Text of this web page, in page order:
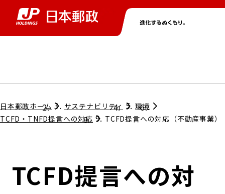
グループ情報トップ
コンプライアンス
株主・投資家情報トップ
個人投資家のみなさまへ
ニューストップ
サステナビリティトップ
担当役員メッセージ
採用情報トップ
日本郵政ホーム サステナビリティ
環境
TCFD・TNFD提言への対応
TCFD提言への対応（不動産事業）
TCFD提言への対